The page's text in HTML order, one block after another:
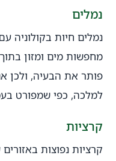
נמלים
נמלים חיות בקולוניה
מחפשות מים ומזון
פותר את הבעיה, ולכן
למלכה, כפי שמפורט
קרציות
קרציות נפוצות